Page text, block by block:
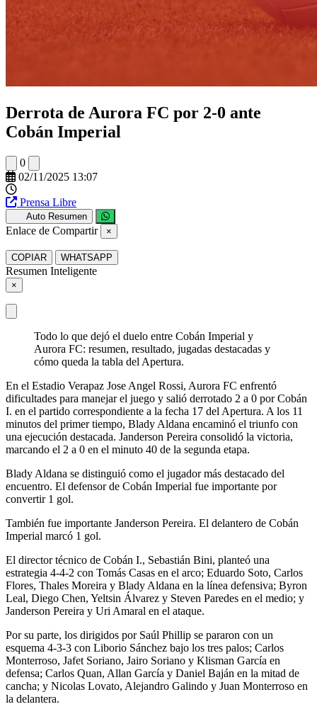
Derrota de Aurora FC por 2-0 ante
Cobán Imperial
0
02/11/2025 13:07
Prensa Libre
Auto Resumen
Enlace de Compartir ×
COPIAR WHATSAPP
Resumen Inteligente
×
Todo lo que dejó el duelo entre Cobán Imperial y
Aurora FC: resumen, resultado, jugadas destacadas y
cómo queda la tabla del Apertura.
En el Estadio Verapaz Jose Angel Rossi, Aurora FC enfrentó
dificultades para manejar el juego y salió derrotado 2 a 0 por Cobán
I. en el partido correspondiente a la fecha 17 del Apertura. A los 11
minutos del primer tiempo, Blady Aldana encaminó el triunfo con
una ejecución destacada. Janderson Pereira consolidó la victoria,
marcando el 2 a 0 en el minuto 40 de la segunda etapa.
Blady Aldana se distinguió como el jugador más destacado del
encuentro. El defensor de Cobán Imperial fue importante por
convertir 1 gol.
También fue importante Janderson Pereira. El delantero de Cobán
Imperial marcó 1 gol.
El director técnico de Cobán I., Sebastián Bini, planteó una
estrategia 4-4-2 con Tomás Casas en el arco; Eduardo Soto, Carlos
Flores, Thales Moreira y Blady Aldana en la línea defensiva; Byron
Leal, Diego Chen, Yeltsin Álvarez y Steven Paredes en el medio; y
Janderson Pereira y Uri Amaral en el ataque.
Por su parte, los dirigidos por Saúl Phillip se pararon con un
esquema 4-3-3 con Liborio Sánchez bajo los tres palos; Carlos
Monterroso, Jafet Soriano, Jairo Soriano y Klisman García en
defensa; Carlos Quan, Allan García y Daniel Baján en la mitad de
cancha; y Nicolas Lovato, Alejandro Galindo y Juan Monterroso en
la delantera.